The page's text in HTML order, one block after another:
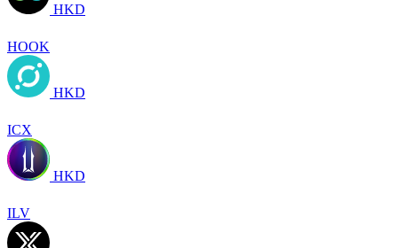
HKD
HOOK
HKD
ICX
HKD
ILV